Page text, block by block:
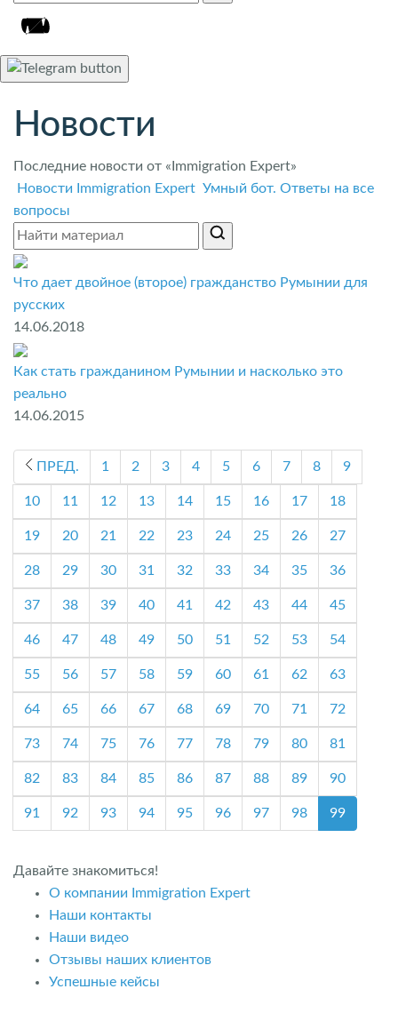
Новости
Последние новости от «Immigration Expert»
Новости Immigration Expert Умный бот. Ответы на все
вопросы
Что дает двойное (второе) гражданство Румынии для
русских
14.06.2018
Как стать гражданином Румынии и насколько это
реально
14.06.2015
ПРЕД. 1 2 3 4 5 6 7 8 9
10 11 12 13 14 15 16 17 18
19 20 21 22 23 24 25 26 27
28 29 30 31 32 33 34 35 36
37 38 39 40 41 42 43 44 45
46 47 48 49 50 51 52 53 54
55 56 57 58 59 60 61 62 63
64 65 66 67 68 69 70 71 72
73 74 75 76 77 78 79 80 81
82 83 84 85 86 87 88 89 90
91 92 93 94 95 96 97 98 99
Давайте знакомиться!
О компании Immigration Expert
Наши контакты
Наши видео
Отзывы наших клиентов
Успешные кейсы